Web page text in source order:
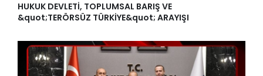
HUKUK DEVLETİ, TOPLUMSAL BARIŞ VE
&quot;TERÖRSÜZ TÜRKİYE&quot; ARAYIŞI